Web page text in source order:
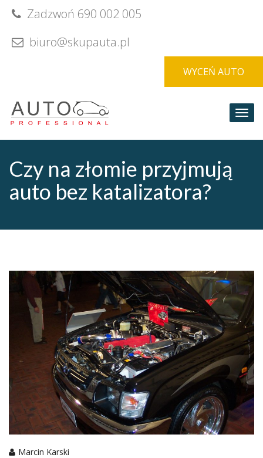
Zadzwoń 690 002 005
biuro@skupauta.pl
WYCEŃ AUTO
Czy na złomie przyjmują
auto bez katalizatora?
Marcin Karski